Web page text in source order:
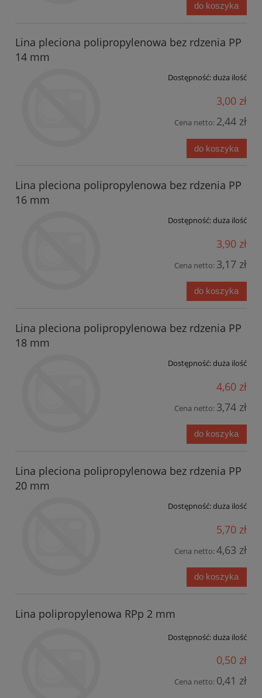
do koszyka
Lina pleciona polipropylenowa bez rdzenia PP
14 mm
Dostępność:duża ilość
3,00 zł
Cena netto: 2,44 zł
do koszyka
Lina pleciona polipropylenowa bez rdzenia PP
16 mm
Dostępność:duża ilość
3,90 zł
Cena netto: 3,17 zł
do koszyka
Lina pleciona polipropylenowa bez rdzenia PP
18 mm
Dostępność:duża ilość
4,60 zł
Cena netto: 3,74 zł
do koszyka
Lina pleciona polipropylenowa bez rdzenia PP
20 mm
Dostępność:duża ilość
5,70 zł
Cena netto:4,63 zł
do koszyka
Lina polipropylenowa RPp 2 mm
Dostępność:duża ilość
0,50 zł
Cena netto: 0,41 zł